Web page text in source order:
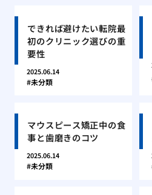
できれば避けたい転院最
初のクリニック選びの重
要性
2025.06.14
未分類
マウスピース矯正中の食
事と歯磨きのコツ
2025.06.14
未分類